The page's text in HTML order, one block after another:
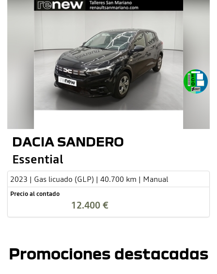
DACIA SANDERO
Essential
2023 | Gas licuado (GLP) | 40.700 km | Manual
Precio al contado
12.400 €
Promociones destacadas